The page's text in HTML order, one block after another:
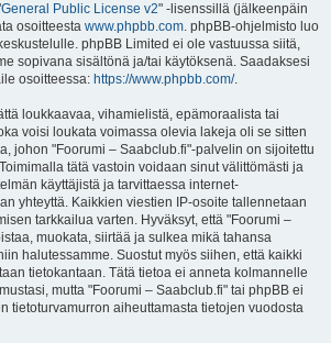
General Public License v2" -lisenssillä (jälkeenpäin
osoitteesta www.phpbb.com. phpBB-ohjelmisto luo
phpBB Limited ei ole vastuussa siitä,
sopivana sisältönä ja/tai käytöksenä. Saadaksesi
osoitteessa: https://www.phpbb.com/.
loukkaavaa, vihamielistä, epämoraalista tai
voisi loukata voimassa olevia lakeja oli se sitten
johon "Foorumi – Saabclub.fi"-palvelin on sijoitettu
tätä vastoin voidaan sinut välittömästi ja
käyttäjistä ja tarvittaessa internet-
yhteyttä. Kaikkien viestien IP-osoite tallennetaan
tarkkailua varten. Hyväksyt, että "Foorumi –
muokata, siirtää ja sulkea mikä tahansa
halutessamme. Suostut myös siihen, että kaikki
tietokantaan. Tätä tietoa ei anneta kolmannelle
mutta "Foorumi – Saabclub.fi" tai phpBB ei
tietoturvamurron aiheuttamasta tietojen vuodosta